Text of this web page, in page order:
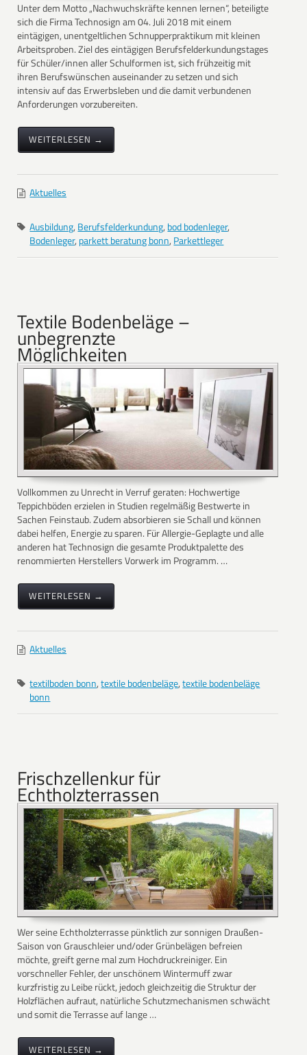
Unter dem Motto „Nachwuchskräfte kennen lernen“, beteiligte
sich die Firma Technosign am 04. Juli 2018 mit einem
eintägigen, unentgeltlichen Schnupperpraktikum mit kleinen
Arbeitsproben. Ziel des eintägigen Berufsfelderkundungstages
für Schüler/innen aller Schulformen ist, sich frühzeitig mit
ihren Berufswünschen auseinander zu setzen und sich
intensiv auf das Erwerbsleben und die damit verbundenen
Anforderungen vorzubereiten.
WEITERLESEN →
Aktuelles
Ausbildung, Berufsfelderkundung, bod bodenleger,
Bodenleger, parkett beratung bonn, Parkettleger
Textile Bodenbeläge –
unbegrenzte
Möglichkeiten
Vollkommen zu Unrecht in Verruf geraten: Hochwertige
Teppichböden erzielen in Studien regelmäßig Bestwerte in
Sachen Feinstaub. Zudem absorbieren sie Schall und können
dabei helfen, Energie zu sparen. Für Allergie-Geplagte und alle
anderen hat Technosign die gesamte Produktpalette des
renommierten Herstellers Vorwerk im Programm. …
WEITERLESEN →
Aktuelles
textilboden bonn,textile bodenbeläge,textile bodenbeläge
bonn
Frischzellenkur für
Echtholzterrassen
Wer seine Echtholzterrasse pünktlich zur sonnigen Draußen-
Saison von Grauschleier und/oder Grünbelägen befreien
möchte, greift gerne mal zum Hochdruckreiniger. Ein
vorschneller Fehler, der unschönem Wintermuff zwar
kurzfristig zu Leibe rückt, jedoch gleichzeitig die Struktur der
Holzflächen aufraut, natürliche Schutzmechanismen schwächt
und somit die Terrasse auf lange …
WEITERLESEN →